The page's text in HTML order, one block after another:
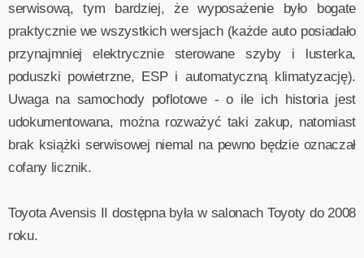
serwisową, tym bardziej, że wyposażenie było bogate
praktycznie we wszystkich wersjach (każde auto posiadało
przynajmniej elektrycznie sterowane szyby i lusterka,
poduszki powietrzne, ESP i automatyczną klimatyzację).
Uwaga na samochody poflotowe - o ile ich historia jest
udokumentowana, można rozważyć taki zakup, natomiast
brak książki serwisowej niemal na pewno będzie oznaczał
cofany licznik.
Toyota Avensis II dostępna była w salonach Toyoty do 2008
roku.